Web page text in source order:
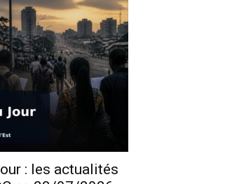
: les actualités